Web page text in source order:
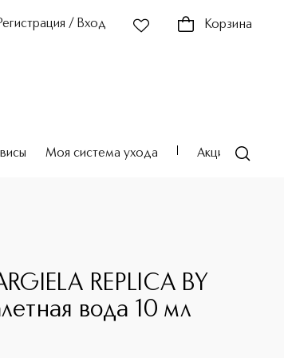
/ Вход Корзина
Моя система ухода Акции
REPLICA BY
вода 10 мл